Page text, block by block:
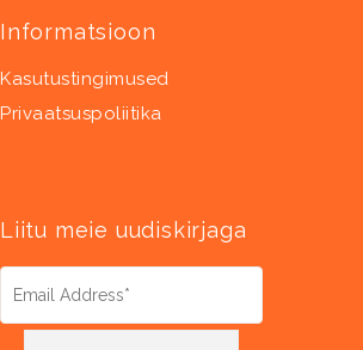
Informatsioon
Kasutustingimused
Privaatsuspoliitika
Liitu meie uudiskirjaga